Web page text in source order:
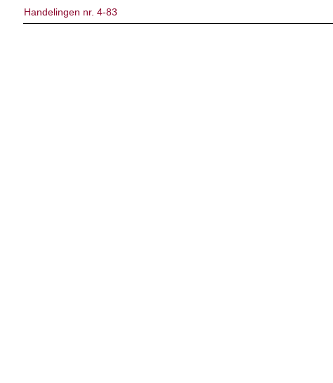
Handelingen nr. 4-83